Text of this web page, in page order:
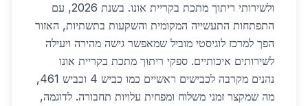
ולשירותי ריתוך מתכת בקריית אונו. בשנת 2026, עם
התפתחות התעשייה המקומית והשקעות בתשתיות, האזור
הפך למרכז לוגיסטי מוביל שמאפשר גישה מהירה ויעילה
לשירותים איכותיים. ספקי ריתוך מתכת בקריית אונו
נהנים מקרבה לכבישים ראשיים כמו כביש 4 וכביש 461,
מה שמקצר זמני משלוח ומפחית עלויות תחבורה. לדוגמה,